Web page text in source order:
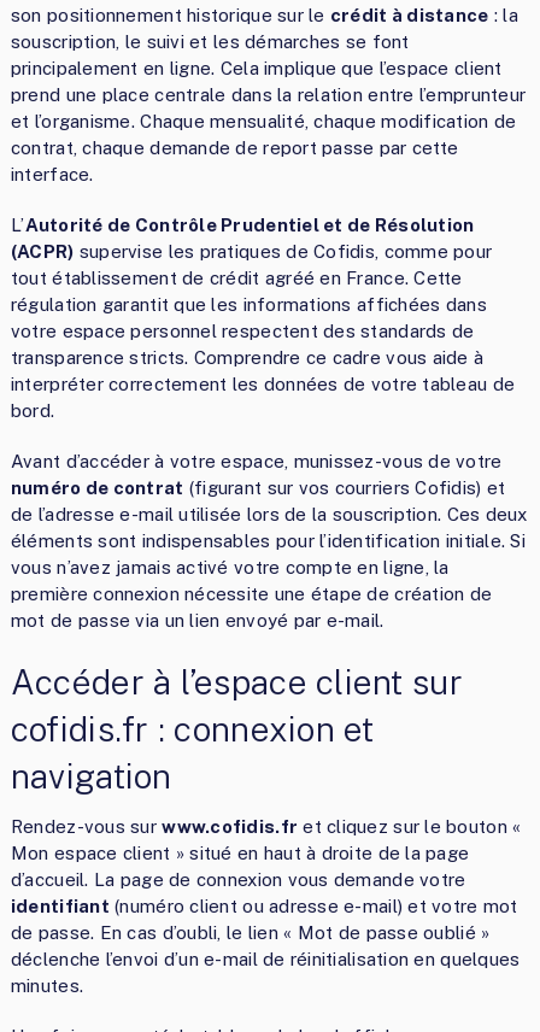
son positionnement historique sur le crédit à distance : la
souscription, le suivi et les démarches se font
principalement en ligne. Cela implique que l’espace client
prend une place centrale dans la relation entre l’emprunteur
et l’organisme. Chaque mensualité, chaque modification de
contrat, chaque demande de report passe par cette
interface.
L’Autorité de Contrôle Prudentiel et de Résolution
(ACPR) supervise les pratiques de Cofidis, comme pour
tout établissement de crédit agréé en France. Cette
régulation garantit que les informations affichées dans
votre espace personnel respectent des standards de
transparence stricts. Comprendre ce cadre vous aide à
interpréter correctement les données de votre tableau de
bord.
Avant d’accéder à votre espace, munissez-vous de votre
numéro de contrat (figurant sur vos courriers Cofidis) et
de l’adresse e-mail utilisée lors de la souscription. Ces deux
éléments sont indispensables pour l’identification initiale. Si
vous n’avez jamais activé votre compte en ligne, la
première connexion nécessite une étape de création de
mot de passe via un lien envoyé par e-mail.
Accéder à l’espace client sur
cofidis.fr : connexion et
navigation
Rendez-vous surwww.cofidis.fr et cliquez sur le bouton «
Mon espace client » situé en haut à droite de la page
d’accueil. La page de connexion vous demande votre
identifiant (numéro client ou adresse e-mail) et votre mot
de passe. En cas d’oubli, le lien « Mot de passe oublié »
déclenche l’envoi d’un e-mail de réinitialisation en quelques
minutes.